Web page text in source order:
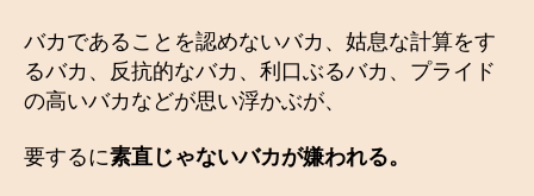
バカであることを認めないバカ、姑息な計算をす
るバカ、反抗的なバカ、利口ぶるバカ、プライド
の高いバカなどが思い浮かぶが、
要するに素直じゃないバカが嫌われる。